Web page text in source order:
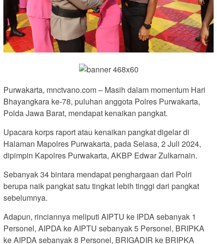
Purwakarta, mnctvano.com – Masih dalam momentum Hari
Bhayangkara ke-78, puluhan anggota Polres Purwakarta,
Polda Jawa Barat, mendapat kenaikan pangkat.
Upacara korps raport atau kenaikan pangkat digelar di
Halaman Mapolres Purwakarta, pada Selasa, 2 Juli 2024,
dipimpin Kapolres Purwakarta, AKBP Edwar Zulkarnain.
Sebanyak 34 bintara mendapat penghargaan dari Polri
berupa naik pangkat satu tingkat lebih tinggi dari pangkat
sebelumnya.
Adapun, rinciannya meliputi AIPTU ke IPDA sebanyak 1
Personel, AIPDA ke AIPTU sebanyak 5 Personel, BRIPKA
ke AIPDA sebanyak 8 Personel, BRIGADIR ke BRIPKA